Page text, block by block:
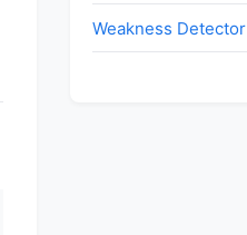
Weakness Detector